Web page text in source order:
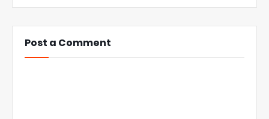
Post a Comment